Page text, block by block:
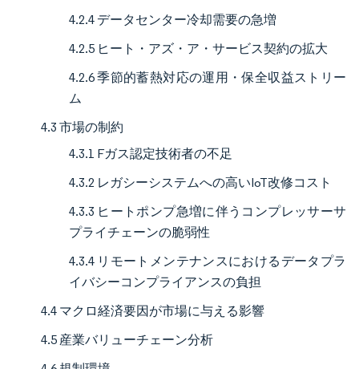
4.2.4 データセンター冷却需要の急増
4.2.5 ヒート・アズ・ア・サービス契約の拡大
4.2.6 季節的蓄熱対応の運用・保全収益ストリー
ム
4.3 市場の制約
4.3.1 Fガス認定技術者の不足
4.3.2 レガシーシステムへの高いIoT改修コスト
4.3.3 ヒートポンプ急増に伴うコンプレッサーサ
プライチェーンの脆弱性
4.3.4 リモートメンテナンスにおけるデータプラ
イバシーコンプライアンスの負担
4.4 マクロ経済要因が市場に与える影響
4.5 産業バリューチェーン分析